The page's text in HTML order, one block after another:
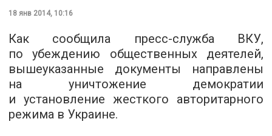
18 янв 2014, 10:16
Как сообщила пресс-служба ВКУ,
по убеждению общественных деятелей,
вышеуказанные документы направлены
на уничтожение демократии
и установление жесткого авторитарного
режима в Украине.